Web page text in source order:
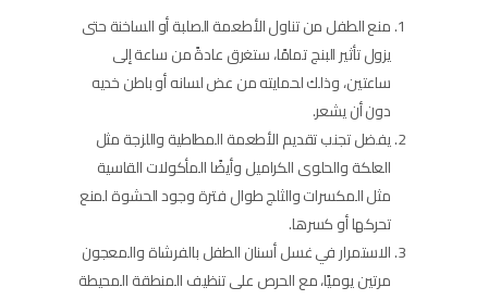
منع الطفل من تناول الأطعمة الصلبة أو الساخنة حتى
يزول تأثير البنج تمامًا، ستغرق عادةً من ساعة إلى
ساعتين، وذلك لحمايته من عض لسانه أو باطن خديه
دون أن يشعر.
يفضل تجنب تقديم الأطعمة المطاطية واللزجة مثل
العلكة والحلوى الكراميل وأيضًا المأكولات القاسية
مثل المكسرات والثلج طوال فترة وجود الحشوة لمنع
تحركها أو كسرها.
الاستمرار في غسل أسنان الطفل بالفرشاة والمعجون
مرتين يوميًا، مع الحرص على تنظيف المنطقة المحيطة